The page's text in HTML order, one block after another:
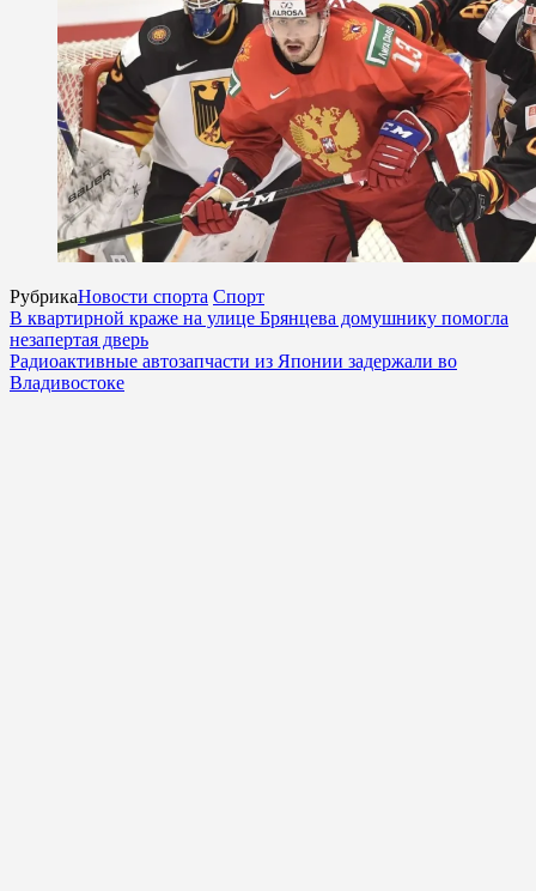
РубрикаНовости спорта Спорт
В квартирной краже на улице Брянцева домушнику помогла
незапертая дверь
Радиоактивные автозапчасти из Японии задержали во
Владивостоке